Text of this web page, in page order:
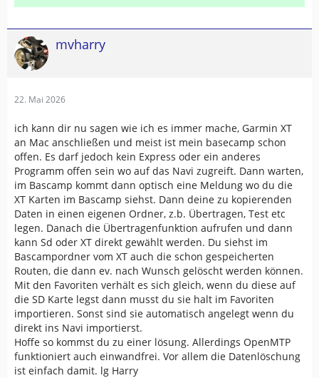
mvharry
22. Mai 2026
ich kann dir nu sagen wie ich es immer mache, Garmin XT
an Mac anschließen und meist ist mein basecamp schon
offen. Es darf jedoch kein Express oder ein anderes
Programm offen sein wo auf das Navi zugreift. Dann warten,
im Bascamp kommt dann optisch eine Meldung wo du die
XT Karten im Bascamp siehst. Dann deine zu kopierenden
Daten in einen eigenen Ordner, z.b. Übertragen, Test etc
legen. Danach die Übertragenfunktion aufrufen und dann
kann Sd oder XT direkt gewählt werden. Du siehst im
Bascampordner vom XT auch die schon gespeicherten
Routen, die dann ev. nach Wunsch gelöscht werden können.
Mit den Favoriten verhält es sich gleich, wenn du diese auf
die SD Karte legst dann musst du sie halt im Favoriten
importieren. Sonst sind sie automatisch angelegt wenn du
direkt ins Navi importierst.
Hoffe so kommst du zu einer lösung. Allerdings OpenMTP
funktioniert auch einwandfrei. Vor allem die Datenlöschung
ist einfach damit. lg Harry